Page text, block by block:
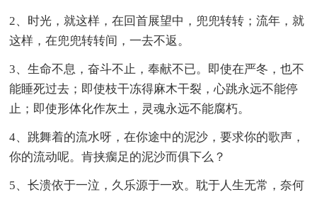
2、时光，就这样，在回首展望中，兜兜转转；流年，就
这样，在兜兜转转间，一去不返。
3、生命不息，奋斗不止，奉献不已。即使在严冬，也不
能睡死过去；即使枝干冻得麻木干裂，心跳永远不能停
止；即使形体化作灰土，灵魂永远不能腐朽。
4、跳舞着的流水呀，在你途中的泥沙，要求你的歌声，
你的流动呢。肯挟瘸足的泥沙而俱下么？
5、长溃依于一泣，久乐源于一欢。耽于人生无常，奈何